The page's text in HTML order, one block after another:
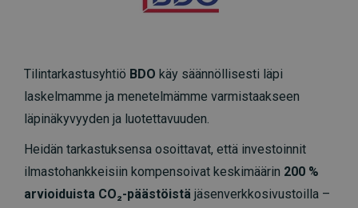
Tilintarkastusyhtiö BDO käy säännöllisesti läpi
laskelmamme ja menetelmämme varmistaakseen
läpinäkyvyyden ja luotettavuuden.
Heidän tarkastuksensa osoittavat, että investoinnit
ilmastohankkeisiin kompensoivat keskimäärin 200 %
arvioiduista CO₂-päästöistä jäsenverkkosivustoilla –